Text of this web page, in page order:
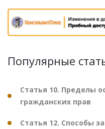
Популярные
Статья 10. Пределы
гражданских прав
Статья 12. Способы